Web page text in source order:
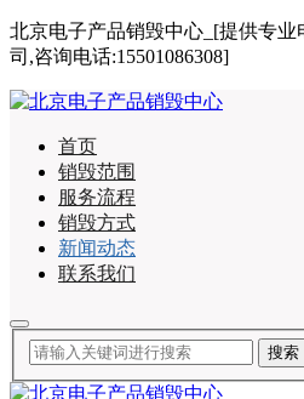
北京电子产品销毁中心_[提供专
司,咨询电话:15501086308]
首页
销毁范围
服务流程
销毁方式
新闻动态
联系我们